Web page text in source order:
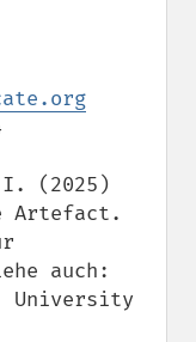
I. (2025)
Artefact.
auch:
University